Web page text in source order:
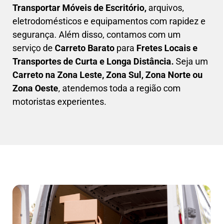
Transportar Móveis de Escritório, arquivos,
eletrodomésticos e equipamentos com rapidez e
segurança. Além disso, contamos com um
serviço de Carreto Barato para Fretes Locais e
Transportes de Curta e Longa Distância. Seja um
Carreto na Zona Leste, Zona Sul, Zona Norte ou
Zona Oeste, atendemos toda a região com
motoristas experientes.